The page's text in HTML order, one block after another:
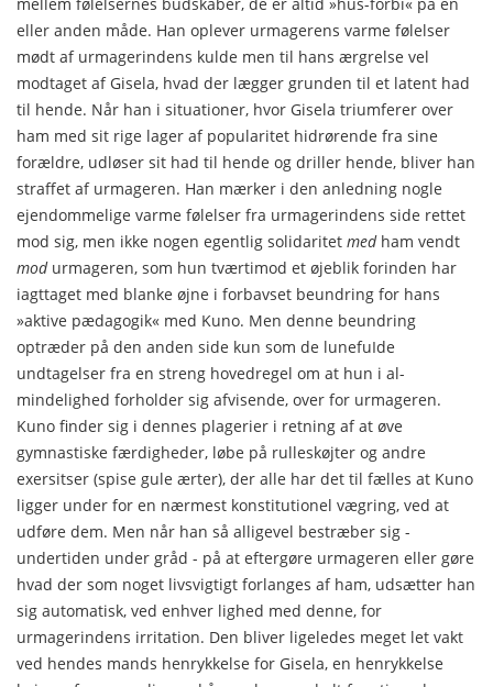
eller anden måde. Han oplever urmagerens varme følelser
mødt af urmagerindens kulde men til hans ærgrelse vel
modtaget af Gisela, hvad der lægger grunden til et latent had
til hende. Når han i situatio­ner, hvor Gisela triumferer over
ham med sit rige lager af popularitet hidrørende fra sine
forældre, udløser sit had til hende og driller hende, bliver han
straffet af urmageren. Han mærker i den anledning nogle
ejendommelige varme følelser fra urmagerindens side rettet
mod sig, men ikke nogen egent­lig solidaritet medham vendt
modurmageren, som hun tvært­imod et øjeblik forinden har
iagttaget med blanke øjne i for­bavset beundring for hans
»aktive pædagogik« med Kuno. Men denne beundring
optræder på den anden side kun som de lunefuIde
undtagelser fra en streng hovedregel om at hun i al­
mindelighed forholder sig afvisende, over for urmageren.
Kuno finder sig i dennes plagerier i retning af at øve
gymnastiske færdigheder, løbe på rulleskøjter og andre
exersitser (spise gu­le ærter), der alle har det til fælles at Kuno
ligger under for en nærmest konstitutionel vægring, ved at
udføre dem. Men når han så alligevel bestræber sig -
undertiden under gråd - på at eftergøre urmageren eller gøre
hvad der som noget livs­vigtigt forlanges af ham, udsætter han
sig automatisk, ved en­hver lighed med denne, for
urmagerindens irritation. Den bli­ver ligeledes meget let vakt
ved hendes mands henrykkelse for Gisela, en henrykkelse